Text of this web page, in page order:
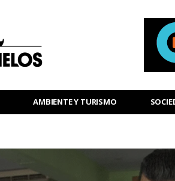
AMBIENTE Y TURISMO